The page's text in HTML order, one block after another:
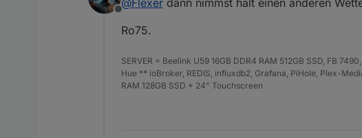
Offline
@Flexer dann nimmst halt einen anderen
Ro75.
SERVER = Beelink U59 16GB DDR4 RAM 512GB SSD, FB
Hue ** ioBroker, REDIS, influxdb2, Grafana, PiHole, Plex-
RAM 128GB SSD + 24" Touchscreen